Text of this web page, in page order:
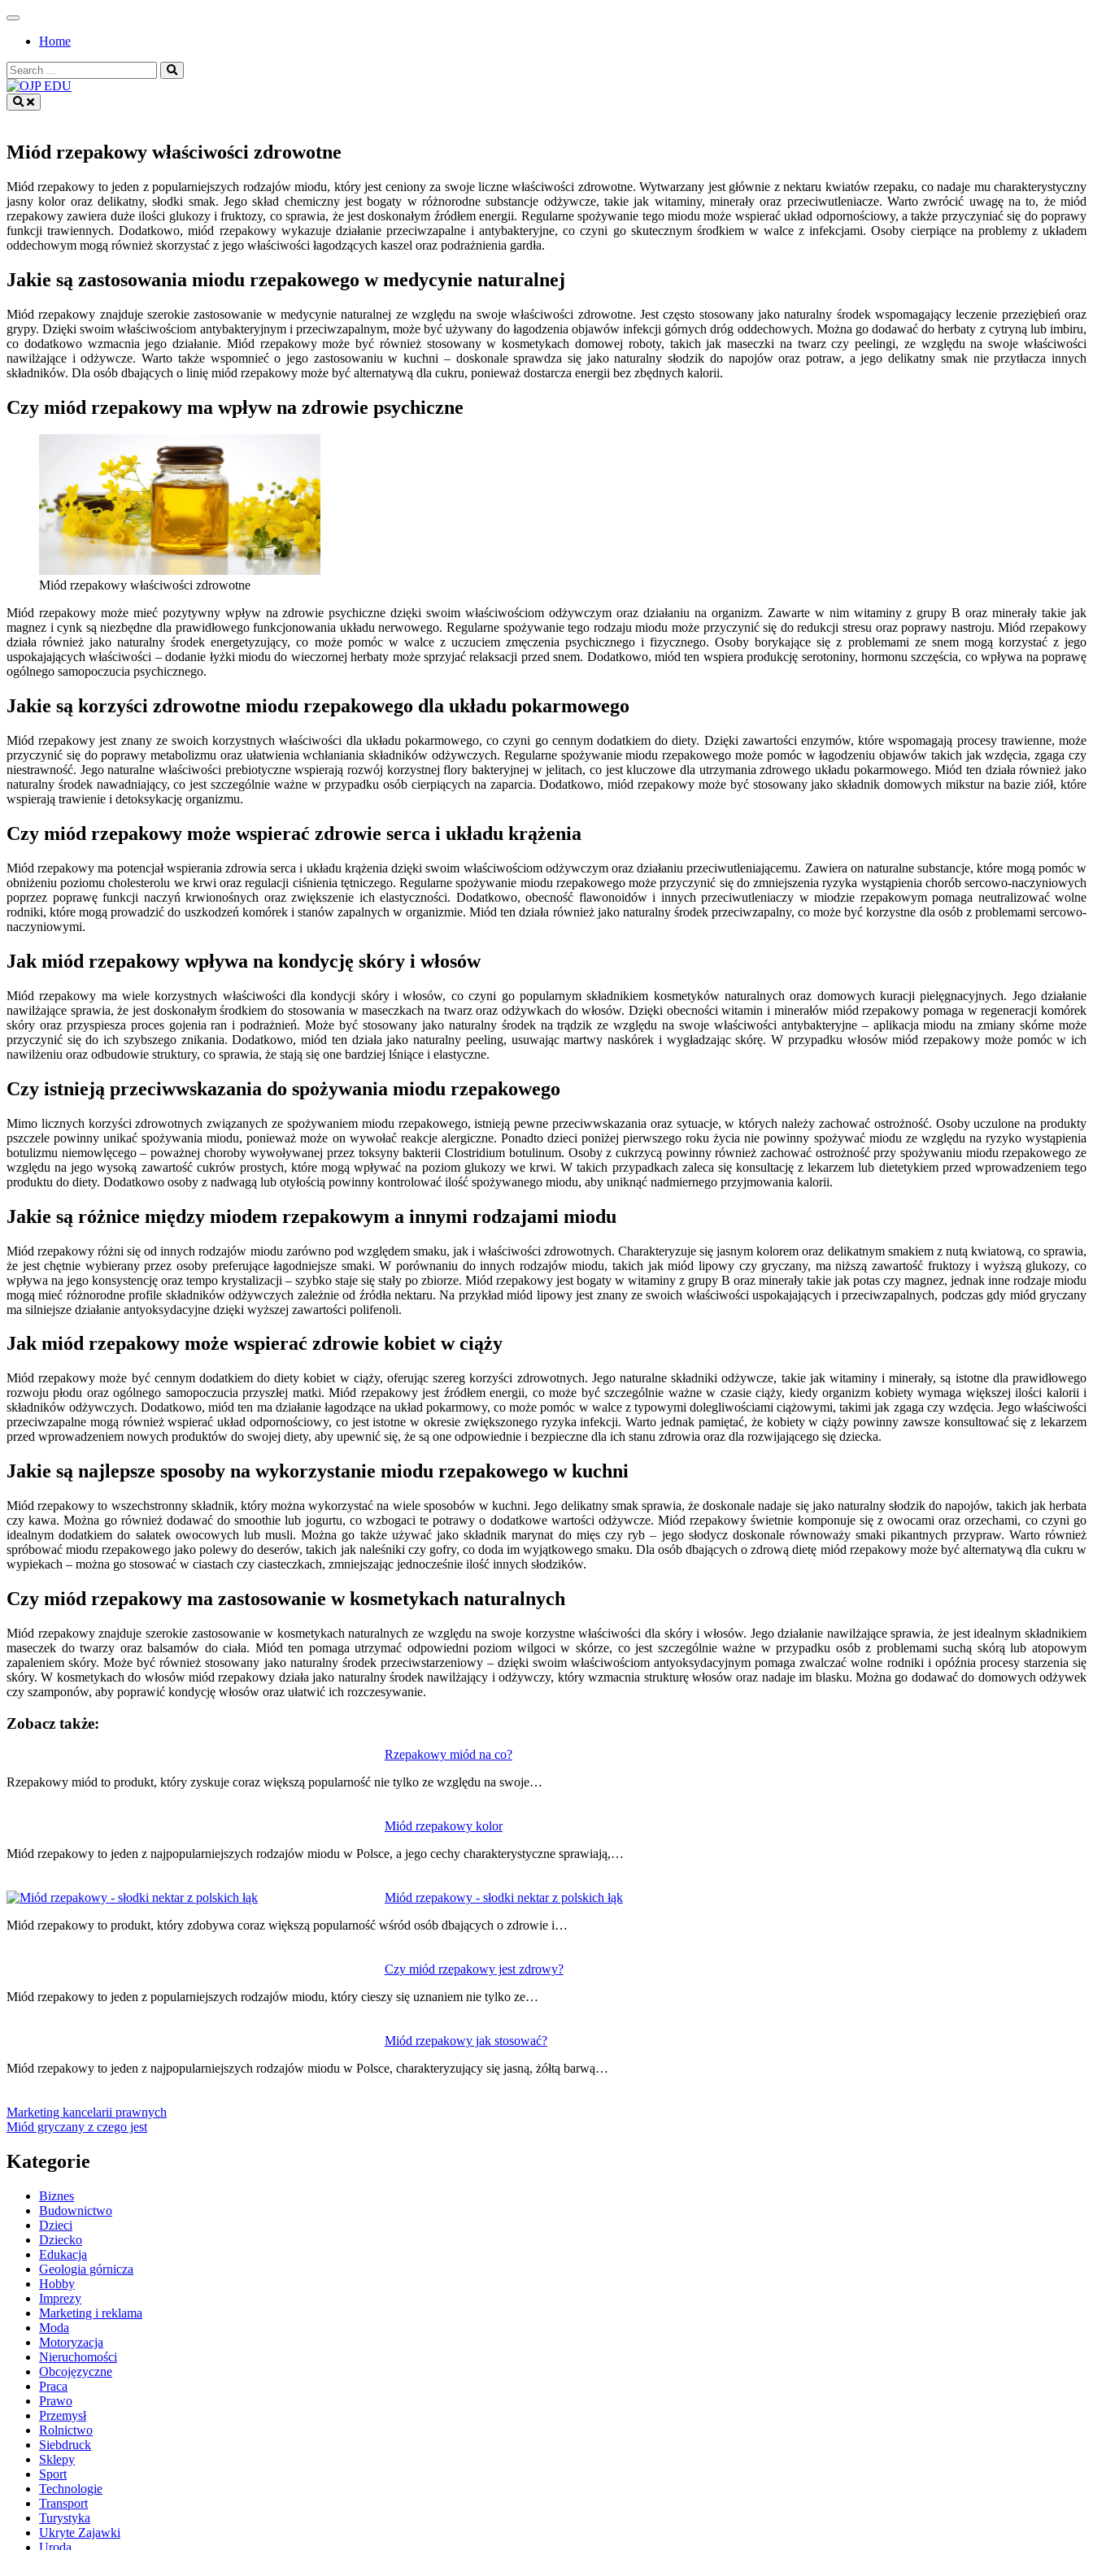
Skip
contentHome
Search
for:
Miód rzepakowy właściwości zdrowotne
Miód rzepakowy to jeden z popularniejszych rodzajów miodu, który jest ceniony za swoje liczne właściwości zdrowotne. Wytwarzany jest głównie z nektaru kwiatów rzepaku, co nadaje mu charakterystyczny
jasny kolor oraz delikatny, słodki smak. Jego skład chemiczny jest bogaty w różnorodne substancje odżywcze, takie jak witaminy, minerały oraz przeciwutleniacze. Warto zwrócić uwagę na to, że miód
rzepakowy zawiera duże ilości glukozy i fruktozy, co sprawia, że jest doskonałym źródłem energii. Regularne spożywanie tego miodu może wspierać układ odpornościowy, a także przyczyniać się do poprawy
funkcji trawiennych. Dodatkowo, miód rzepakowy wykazuje działanie przeciwzapalne i antybakteryjne, co czyni go skutecznym środkiem w walce z infekcjami. Osoby cierpiące na problemy z układem
oddechowym mogą również skorzystać z jego właściwości łagodzących kaszel oraz podrażnienia gardła.
Jakie są zastosowania miodu rzepakowego w medycynie naturalnej
Miód rzepakowy znajduje szerokie zastosowanie w medycynie naturalnej ze względu na swoje właściwości zdrowotne. Jest często stosowany jako naturalny środek wspomagający leczenie przeziębień oraz
grypy. Dzięki swoim właściwościom antybakteryjnym i przeciwzapalnym, może być używany do łagodzenia objawów infekcji górnych dróg oddechowych. Można go dodawać do herbaty z cytryną lub imbiru,
co dodatkowo wzmacnia jego działanie. Miód rzepakowy może być również stosowany w kosmetykach domowej roboty, takich jak maseczki na twarz czy peelingi, ze względu na swoje właściwości
nawilżające i odżywcze. Warto także wspomnieć o jego zastosowaniu w kuchni – doskonale sprawdza się jako naturalny słodzik do napojów oraz potraw, a jego delikatny smak nie przytłacza innych
składników. Dla osób dbających o linię miód rzepakowy może być alternatywą dla cukru, ponieważ dostarcza energii bez zbędnych kalorii.
Czy miód rzepakowy ma wpływ na zdrowie psychiczne
Miód rzepakowy właściwości zdrowotne
Miód rzepakowy może mieć pozytywny wpływ na zdrowie psychiczne dzięki swoim właściwościom odżywczym oraz działaniu na organizm. Zawarte w nim witaminy z grupy B oraz minerały takie jak
magnez i cynk są niezbędne dla prawidłowego funkcjonowania układu nerwowego. Regularne spożywanie tego rodzaju miodu może przyczynić się do redukcji stresu oraz poprawy nastroju. Miód rzepakowy
działa również jako naturalny środek energetyzujący, co może pomóc w walce z uczuciem zmęczenia psychicznego i fizycznego. Osoby borykające się z problemami ze snem mogą korzystać z jego
uspokajających właściwości – dodanie łyżki miodu do wieczornej herbaty może sprzyjać relaksacji przed snem. Dodatkowo, miód ten wspiera produkcję serotoniny, hormonu szczęścia, co wpływa na poprawę
ogólnego samopoczucia psychicznego.
Jakie są korzyści zdrowotne miodu rzepakowego dla układu pokarmowego
Miód rzepakowy jest znany ze swoich korzystnych właściwości dla układu pokarmowego, co czyni go cennym dodatkiem do diety. Dzięki zawartości enzymów, które wspomagają procesy trawienne, może
przyczynić się do poprawy metabolizmu oraz ułatwienia wchłaniania składników odżywczych. Regularne spożywanie miodu rzepakowego może pomóc w łagodzeniu objawów takich jak wzdęcia, zgaga czy
niestrawność. Jego naturalne właściwości prebiotyczne wspierają rozwój korzystnej flory bakteryjnej w jelitach, co jest kluczowe dla utrzymania zdrowego układu pokarmowego. Miód ten działa również jako
naturalny środek nawadniający, co jest szczególnie ważne w przypadku osób cierpiących na zaparcia. Dodatkowo, miód rzepakowy może być stosowany jako składnik domowych mikstur na bazie ziół, które
wspierają trawienie i detoksykację organizmu.
Czy miód rzepakowy może wspierać zdrowie serca i układu krążenia
Miód rzepakowy ma potencjał wspierania zdrowia serca i układu krążenia dzięki swoim właściwościom odżywczym oraz działaniu przeciwutleniającemu. Zawiera on naturalne substancje, które mogą pomóc w
obniżeniu poziomu cholesterolu we krwi oraz regulacji ciśnienia tętniczego. Regularne spożywanie miodu rzepakowego może przyczynić się do zmniejszenia ryzyka wystąpienia chorób sercowo-naczyniowych
poprzez poprawę funkcji naczyń krwionośnych oraz zwiększenie ich elastyczności. Dodatkowo, obecność flawonoidów i innych przeciwutleniaczy w miodzie rzepakowym pomaga neutralizować wolne
rodniki, które mogą prowadzić do uszkodzeń komórek i stanów zapalnych w organizmie. Miód ten działa również jako naturalny środek przeciwzapalny, co może być korzystne dla osób z problemami sercowo-
naczyniowymi.
Jak miód rzepakowy wpływa na kondycję skóry i włosów
Miód rzepakowy ma wiele korzystnych właściwości dla kondycji skóry i włosów, co czyni go popularnym składnikiem kosmetyków naturalnych oraz domowych kuracji pielęgnacyjnych. Jego działanie
nawilżające sprawia, że jest doskonałym środkiem do stosowania w maseczkach na twarz oraz odżywkach do włosów. Dzięki obecności witamin i minerałów miód rzepakowy pomaga w regeneracji komórek
skóry oraz przyspiesza proces gojenia ran i podrażnień. Może być stosowany jako naturalny środek na trądzik ze względu na swoje właściwości antybakteryjne – aplikacja miodu na zmiany skórne może
przyczynić się do ich szybszego znikania. Dodatkowo, miód ten działa jako naturalny peeling, usuwając martwy naskórek i wygładzając skórę. W przypadku włosów miód rzepakowy może pomóc w ich
nawilżeniu oraz odbudowie struktury, co sprawia, że stają się one bardziej lśniące i elastyczne.
Czy istnieją przeciwwskazania do spożywania miodu rzepakowego
Mimo licznych korzyści zdrowotnych związanych ze spożywaniem miodu rzepakowego, istnieją pewne przeciwwskazania oraz sytuacje, w których należy zachować ostrożność. Osoby uczulone na produkty
pszczele powinny unikać spożywania miodu, ponieważ może on wywołać reakcje alergiczne. Ponadto dzieci poniżej pierwszego roku życia nie powinny spożywać miodu ze względu na ryzyko wystąpienia
botulizmu niemowlęcego – poważnej choroby wywoływanej przez toksyny bakterii Clostridium botulinum. Osoby z cukrzycą powinny również zachować ostrożność przy spożywaniu miodu rzepakowego ze
względu na jego wysoką zawartość cukrów prostych, które mogą wpływać na poziom glukozy we krwi. W takich przypadkach zaleca się konsultację z lekarzem lub dietetykiem przed wprowadzeniem tego
produktu do diety. Dodatkowo osoby z nadwagą lub otyłością powinny kontrolować ilość spożywanego miodu, aby uniknąć nadmiernego przyjmowania kalorii.
Jakie są różnice między miodem rzepakowym a innymi rodzajami miodu
Miód rzepakowy różni się od innych rodzajów miodu zarówno pod względem smaku, jak i właściwości zdrowotnych. Charakteryzuje się jasnym kolorem oraz delikatnym smakiem z nutą kwiatową, co sprawia,
że jest chętnie wybierany przez osoby preferujące łagodniejsze smaki. W porównaniu do innych rodzajów miodu, takich jak miód lipowy czy gryczany, ma niższą zawartość fruktozy i wyższą glukozy, co
wpływa na jego konsystencję oraz tempo krystalizacji – szybko staje się stały po zbiorze. Miód rzepakowy jest bogaty w witaminy z grupy B oraz minerały takie jak potas czy magnez, jednak inne rodzaje miodu
mogą mieć różnorodne profile składników odżywczych zależnie od źródła nektaru. Na przykład miód lipowy jest znany ze swoich właściwości uspokajających i przeciwzapalnych, podczas gdy miód gryczany
ma silniejsze działanie antyoksydacyjne dzięki wyższej zawartości polifenoli.
Jak miód rzepakowy może wspierać zdrowie kobiet w ciąży
Miód rzepakowy może być cennym dodatkiem do diety kobiet w ciąży, oferując szereg korzyści zdrowotnych. Jego naturalne składniki odżywcze, takie jak witaminy i minerały, są istotne dla prawidłowego
rozwoju płodu oraz ogólnego samopoczucia przyszłej matki. Miód rzepakowy jest źródłem energii, co może być szczególnie ważne w czasie ciąży, kiedy organizm kobiety wymaga większej ilości kalorii i
składników odżywczych. Dodatkowo, miód ten ma działanie łagodzące na układ pokarmowy, co może pomóc w walce z typowymi dolegliwościami ciążowymi, takimi jak zgaga czy wzdęcia. Jego właściwości
przeciwzapalne mogą również wspierać układ odpornościowy, co jest istotne w okresie zwiększonego ryzyka infekcji. Warto jednak pamiętać, że kobiety w ciąży powinny zawsze konsultować się z lekarzem
przed wprowadzeniem nowych produktów do swojej diety, aby upewnić się, że są one odpowiednie i bezpieczne dla ich stanu zdrowia oraz dla rozwijającego się dziecka.
Jakie są najlepsze sposoby na wykorzystanie miodu rzepakowego w kuchni
Miód rzepakowy to wszechstronny składnik, który można wykorzystać na wiele sposobów w kuchni. Jego delikatny smak sprawia, że doskonale nadaje się jako naturalny słodzik do napojów, takich jak herbata
czy kawa. Można go również dodawać do smoothie lub jogurtu, co wzbogaci te potrawy o dodatkowe wartości odżywcze. Miód rzepakowy świetnie komponuje się z owocami oraz orzechami, co czyni go
idealnym dodatkiem do sałatek owocowych lub musli. Można go także używać jako składnik marynat do mięs czy ryb – jego słodycz doskonale równoważy smaki pikantnych przypraw. Warto również
spróbować miodu rzepakowego jako polewy do deserów, takich jak naleśniki czy gofry, co doda im wyjątkowego smaku. Dla osób dbających o zdrową dietę miód rzepakowy może być alternatywą dla cukru w
wypiekach – można go stosować w ciastach czy ciasteczkach, zmniejszając jednocześnie ilość innych słodzików.
Czy miód rzepakowy ma zastosowanie w kosmetykach naturalnych
Miód rzepakowy znajduje szerokie zastosowanie w kosmetykach naturalnych ze względu na swoje korzystne właściwości dla skóry i włosów. Jego działanie nawilżające sprawia, że jest idealnym składnikiem
maseczek do twarzy oraz balsamów do ciała. Miód ten pomaga utrzymać odpowiedni poziom wilgoci w skórze, co jest szczególnie ważne w przypadku osób z problemami suchą skórą lub atopowym
zapaleniem skóry. Może być również stosowany jako naturalny środek przeciwstarzeniowy – dzięki swoim właściwościom antyoksydacyjnym pomaga zwalczać wolne rodniki i opóźnia procesy starzenia się
skóry. W kosmetykach do włosów miód rzepakowy działa jako naturalny środek nawilżający i odżywczy, który wzmacnia strukturę włosów oraz nadaje im blasku. Można go dodawać do domowych odżywek
czy szamponów, aby poprawić kondycję włosów oraz ułatwić ich rozczesywanie.
Zobacz także:
Rzepakowy miód na co?
Rzepakowy miód to produkt, który zyskuje coraz większą popularność nie tylko ze względu na swoje…
Miód rzepakowy kolor
Miód rzepakowy to jeden z najpopularniejszych rodzajów miodu w Polsce, a jego cechy charakterystyczne sprawiają,…
Miód rzepakowy - słodki nektar z polskich łąk
Miód rzepakowy to produkt, który zdobywa coraz większą popularność wśród osób dbających o zdrowie i…
Czy miód rzepakowy jest zdrowy?
Miód rzepakowy to jeden z popularniejszych rodzajów miodu, który cieszy się uznaniem nie tylko ze…
Miód rzepakowy jak stosować?
Miód rzepakowy to jeden z najpopularniejszych rodzajów miodu w Polsce, charakteryzujący się jasną, żółtą barwą…
wpisu
Marketing kancelarii prawnych
Miód gryczany z czego jest
Kategorie
Biznes
Budownictwo
Dzieci
Dziecko
Edukacja
Geologia górnicza
Hobby
Imprezy
Marketing i reklama
Moda
Motoryzacja
Nieruchomości
Obcojęzyczne
Praca
Prawo
Przemysł
Rolnictwo
Siebdruck
Sklepy
Sport
Technologie
Transport
Turystyka
Ukryte Zajawki